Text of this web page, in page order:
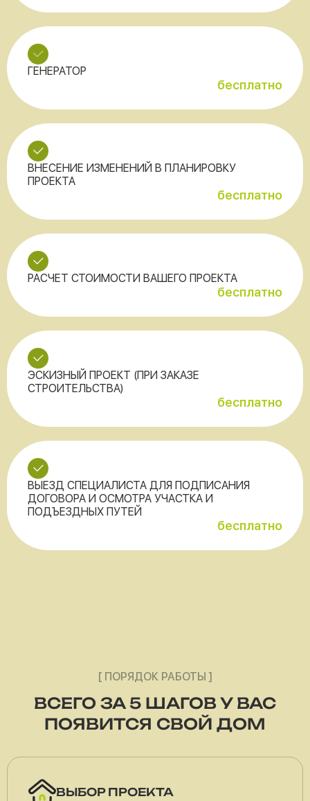
ГЕНЕРАТОР
бесплатно
ВНЕСЕНИЕ ИЗМЕНЕНИЙ В ПЛАНИРОВКУ
ПРОЕКТА
бесплатно
РАСЧЕТ СТОИМОСТИ ВАШЕГО ПРОЕКТА
бесплатно
ЭСКИЗНЫЙ ПРОЕКТ (ПРИ ЗАКАЗЕ
СТРОИТЕЛЬСТВА)
бесплатно
ВЫЕЗД СПЕЦИАЛИСТА ДЛЯ ПОДПИСАНИЯ
ДОГОВОРА И ОСМОТРА УЧАСТКА И
ПОДЪЕЗДНЫХ ПУТЕЙ
бесплатно
[ ПОРЯДОК РАБОТЫ ]
ВСЕГО ЗА 5 ШАГОВ У ВАС
ПОЯВИТСЯ СВОЙ ДОМ
ВЫБОР ПРОЕКТА